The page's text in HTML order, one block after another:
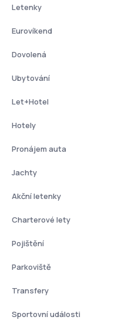
Letenky
Eurovíkend
Dovolená
Ubytování
Let+Hotel
Hotely
Pronájem auta
Jachty
Akční letenky
Charterové lety
Pojištění
Parkoviště
Transfery
Sportovní události